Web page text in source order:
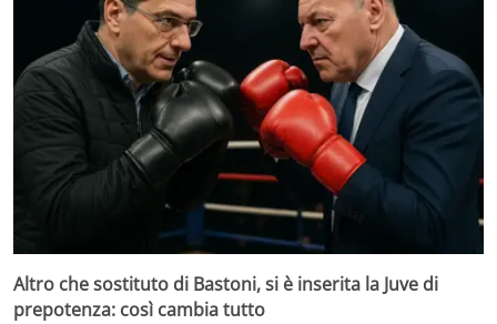
Altro che sostituto di Bastoni, si è inserita la Juve di
prepotenza: così cambia tutto